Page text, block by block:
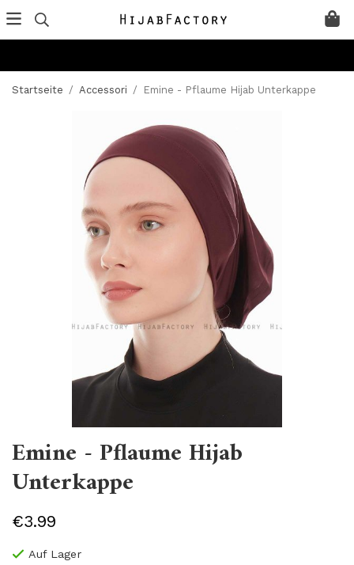
Startseite / Accessori / Emine - Pflaume Hijab Unterkappe
Emine - Pflaume Hijab
Unterkappe
€3.99
Auf Lager